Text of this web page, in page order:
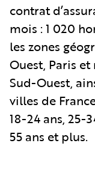
contrat
mois : 1 020
les zones
Ouest, Paris
Sud-Ouest,
villes de
18-24 ans, 25-
55 ans et plus.